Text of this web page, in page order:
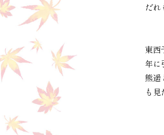
だ
東西
年に
熊遥
も